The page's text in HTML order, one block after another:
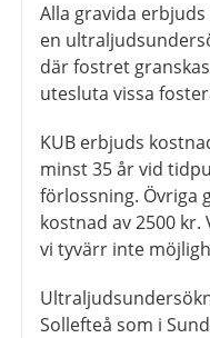
Alla gravida erbjuds
en
där fostret
utesluta vissa
KUB erbjuds
minst 35 år vid
förlossning. Övriga
kostnad av 2500
vi tyvärr inte
Sollefteå som i